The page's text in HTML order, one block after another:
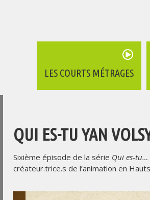
LES COURTS MÉTRAGES
QUI ES-TU YAN
Sixième épisode de la série Qui es-tu…
créateur.trice.s de l’animation en